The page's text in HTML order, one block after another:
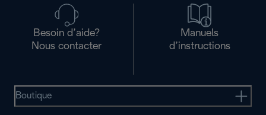
Besoin d’aide?
Nous contacter
Manuels
d’instructions
Boutique